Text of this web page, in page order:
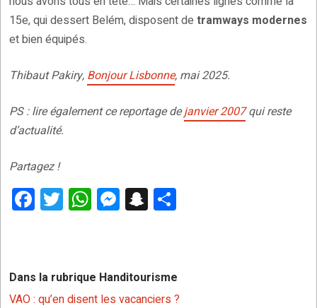
15e, qui dessert Belém, disposent de tramways modernes
et bien équipés.
Thibaut Pakiry, Bonjour Lisbonne, mai 2025.
PS : lire également ce reportage dejanvier 2007qui reste
d’actualité.
Partagez !
F
a
b
o
T
wi
er
W
h
s
A
M
es
n
g
S
n
p
c
g
er
Dans la rubrique Handitourisme
VAO : qu’en disent les vacanciers ?